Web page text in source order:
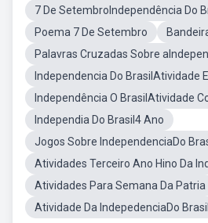
7 De SetembroIndependência Do
Poema 7 De Setembro
Palavras Cruzadas Sobre
Independencia Do BrasilAtividade
Independência O BrasilAtividade
Independia Do Brasil4 Ano
Jogos Sobre IndependenciaDo
Atividades Terceiro Ano Hino Da
Atividades Para Semana Da Patria
Atividade Da IndepedenciaDo